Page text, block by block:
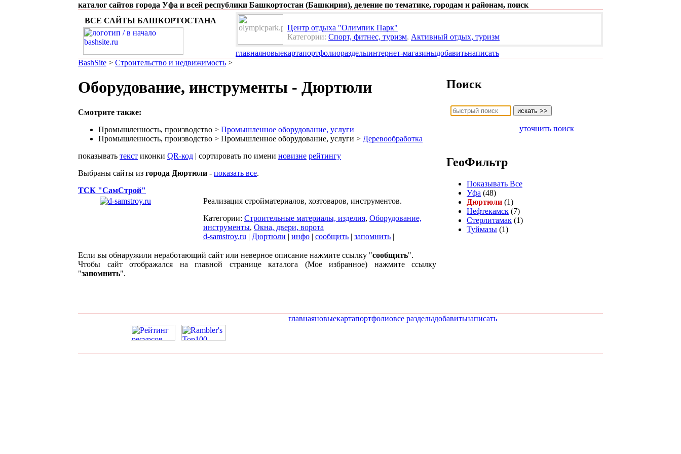
каталог сайтов города Уфа и всей республики Башкортостан (Башкирия), деление по тематике, городам и районам, поиск
ВСЕ САЙТЫ БАШКОРТОСТАНА
Центр отдыха "Олимпик Парк"
Категории: Спорт, фитнес, туризм, Активный отдых, туризм
главнаяновыекартапортфолиоразделыинтернет-магазиныдобавитьнаписать
BashSite > Строительство и недвижимость >
Оборудование, инструменты - Дюртюли
Смотрите также:
Промышленность, производство > Промышленное оборудование, услуги
Промышленность, производство > Промышленное оборудование, услуги > Деревообработка
показывать текст иконки QR-код | сортировать по имени новизне рейтингу
Выбраны сайты из города Дюртюли - показать все.
ТСК "СамСтрой"
Реализация стройматериалов, хозтоваров, инструментов.
Категории: Строительные материалы, изделия, Оборудование,
инструменты, Окна, двери, ворота
d-samstroy.ru | Дюртюли | инфо | сообщить | запомнить |
Если вы обнаружили неработающий сайт или неверное описание нажмите ссылку "сообщить".
Чтобы сайт отображался на главной странице каталога (Мое избранное) нажмите ссылку
"запомнить".
Поиск
уточнить поиск
ГеоФильтр
Показывать Все
Уфа (48)
Дюртюли (1)
Нефтекамск (7)
Стерлитамак (1)
Туймазы (1)
главнаяновыекартапортфолиовсе разделыдобавитьнаписать